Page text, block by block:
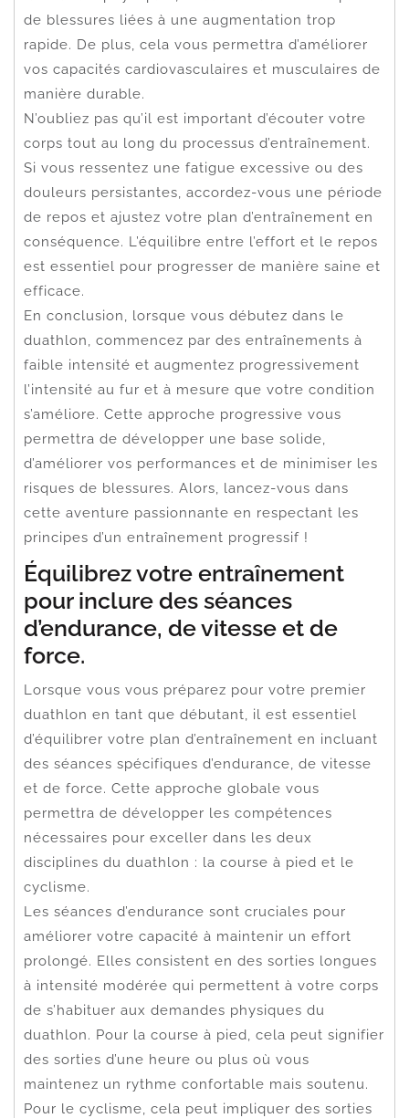
de blessures liées à une augmentation trop
rapide. De plus, cela vous permettra d’améliorer
vos capacités cardiovasculaires et musculaires de
manière durable.
N’oubliez pas qu’il est important d’écouter votre
corps tout au long du processus d’entraînement.
Si vous ressentez une fatigue excessive ou des
douleurs persistantes, accordez-vous une période
de repos et ajustez votre plan d’entraînement en
conséquence. L’équilibre entre l’effort et le repos
est essentiel pour progresser de manière saine et
efficace.
En conclusion, lorsque vous débutez dans le
duathlon, commencez par des entraînements à
faible intensité et augmentez progressivement
l’intensité au fur et à mesure que votre condition
s’améliore. Cette approche progressive vous
permettra de développer une base solide,
d’améliorer vos performances et de minimiser les
risques de blessures. Alors, lancez-vous dans
cette aventure passionnante en respectant les
principes d’un entraînement progressif !
Équilibrez votre entraînement
pour inclure des séances
d’endurance, de vitesse et de
force.
Lorsque vous vous préparez pour votre premier
duathlon en tant que débutant, il est essentiel
d’équilibrer votre plan d’entraînement en incluant
des séances spécifiques d’endurance, de vitesse
et de force. Cette approche globale vous
permettra de développer les compétences
nécessaires pour exceller dans les deux
disciplines du duathlon : la course à pied et le
cyclisme.
Les séances d’endurance sont cruciales pour
améliorer votre capacité à maintenir un effort
prolongé. Elles consistent en des sorties longues
à intensité modérée qui permettent à votre corps
de s’habituer aux demandes physiques du
duathlon. Pour la course à pied, cela peut signifier
des sorties d’une heure ou plus où vous
maintenez un rythme confortable mais soutenu.
Pour le cyclisme, cela peut impliquer des sorties